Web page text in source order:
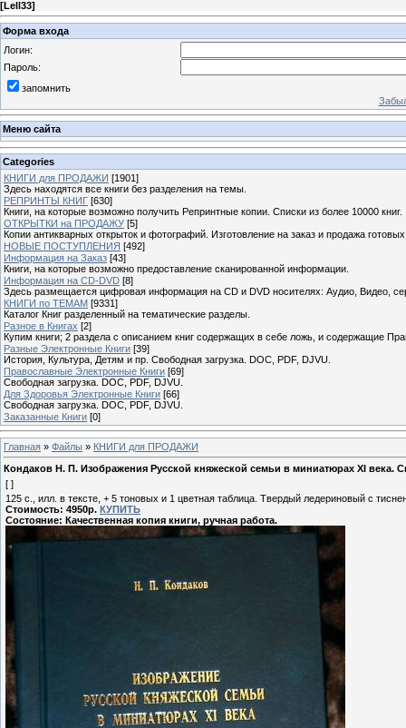
[Lell33]
Форма входа
Логин:
Пароль:
запомнить
Меню сайта
Categories
КНИГИ для ПРОДАЖИ [1901]
Здесь находятся все книги без разделения на темы.
РЕПРИНТЫ КНИГ [630]
Книги, на которые возможно получить Репринтные копии. Списки из более 10000 книг.
ОТКРЫТКИ на ПРОДАЖУ [5]
Копии антикварных открыток и фотографий. Изготовление на заказ и продажа
НОВЫЕ ПОСТУПЛЕНИЯ [492]
Информация на Заказ [43]
Книги, на которые возможно предоставление сканированной информации.
Информация на CD-DVD [8]
Здесь размещается цифровая информация на CD и DVD носителях: Аудио, Видео,
КНИГИ по ТЕМАМ [9331]
Каталог Книг разделенный на тематические разделы.
Разное в Книгах [2]
Купим книги; 2 раздела с описанием книг содержащих в себе ложь, и содержащие
Разные Электронные Книги [39]
История, Культура, Детям и пр. Свободная загрузка. DOC, PDF, DJVU.
Православные Электронные Книги [69]
Свободная загрузка. DOC, PDF, DJVU.
Для Здоровья Электронные Книги [66]
Свободная загрузка. DOC, PDF, DJVU.
Заказанные Книги [0]
Главная » Файлы » КНИГИ для ПРОДАЖИ
Кондаков Н. П. Изображения Русской княжеской семьи в миниатюрах XI века.
[ ]
125 с., илл. в тексте, + 5 тоновых и 1 цветная таблица. Твердый ледериновый с
Стоимость: 4950р. КУПИТЬ
Состояние: Качественная копия книги, ручная работа.